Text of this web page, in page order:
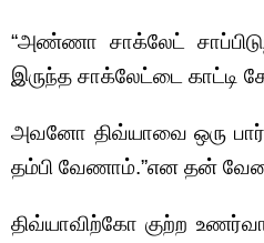
“அண்ணா சாக்லேட்
இருந்த சாக்லேட்டை காட்டி
அவனோ திவ்யாவை ஒரு
தம்பி வேணாம்.”என தன்
திவ்யாவிற்கோ குற்ற